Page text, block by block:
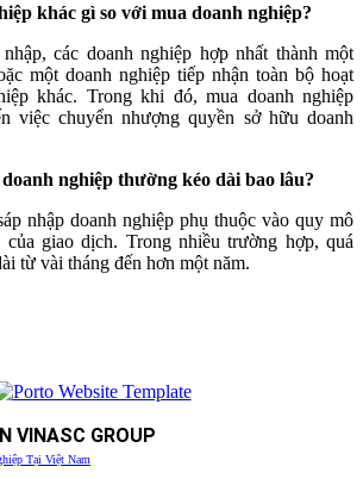
khác gì so với mua doanh nghiệp?
các doanh nghiệp hợp nhất thành một
một doanh nghiệp tiếp nhận toàn bộ hoạt
khác. Trong khi đó, mua doanh nghiệp
việc chuyển nhượng quyền sở hữu doanh
nghiệp thường kéo dài bao lâu?
nhập doanh nghiệp phụ thuộc vào quy mô
giao dịch. Trong nhiều trường hợp, quá
từ vài tháng đến hơn một năm.
VINASC GROUP
Tại Việt Nam